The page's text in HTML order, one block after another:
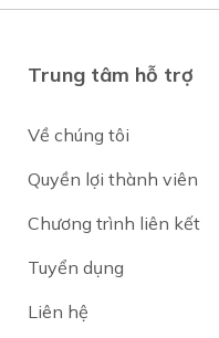
Trung tâm hỗ trợ
Về chúng tôi
Quyền lợi thành viên
Chương trình liên kết
Tuyển dụng
Liên hệ